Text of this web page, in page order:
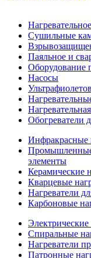
Сушильные
Паяльное и
Оборудование
Насосы
Обогреватели
Инфракрасные
Промышленные
элементы
Керамические
Кварцевые
Нагреватели
Карбоновые
Спиральные
Нагреватели
Патронные